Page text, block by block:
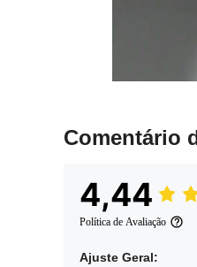
Comentário
4,44
Política de Avaliação
Ajuste Geral: